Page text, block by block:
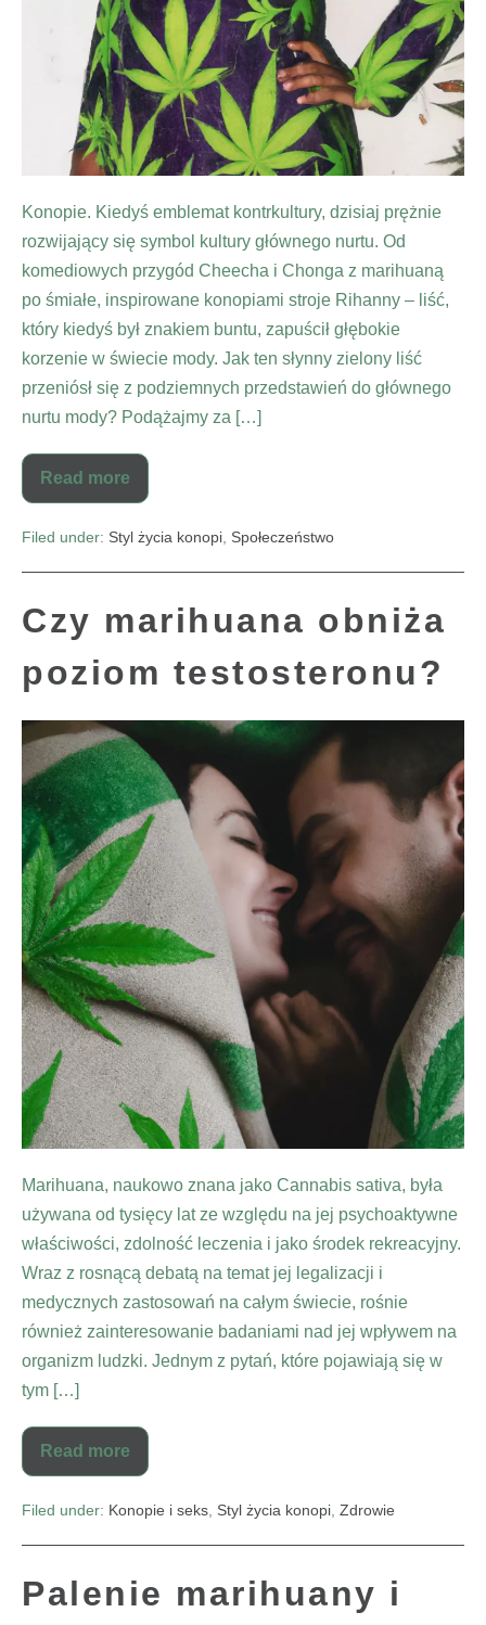
Konopie. Kiedyś emblemat kontrkultury, dzisiaj prężnie
rozwijający się symbol kultury głównego nurtu. Od
komediowych przygód Cheecha i Chonga z marihuaną
po śmiałe, inspirowane konopiami stroje Rihanny – liść,
który kiedyś był znakiem buntu, zapuścił głębokie
korzenie w świecie mody. Jak ten słynny zielony liść
przeniósł się z podziemnych przedstawień do głównego
nurtu mody? Podążajmy za […]
Read more
Filed under: Styl życia konopi, Społeczeństwo
Czy marihuana obniża
poziom testosteronu?
Marihuana, naukowo znana jako Cannabis sativa, była
używana od tysięcy lat ze względu na jej psychoaktywne
właściwości, zdolność leczenia i jako środek rekreacyjny.
Wraz z rosnącą debatą na temat jej legalizacji i
medycznych zastosowań na całym świecie, rośnie
również zainteresowanie badaniami nad jej wpływem na
organizm ludzki. Jednym z pytań, które pojawiają się w
tym […]
Read more
Filed under: Konopie i seks Styl życia konopi Zdrowie
Palenie marihuany i